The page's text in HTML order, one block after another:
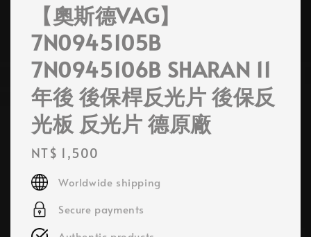
【奧斯德VAG】
7N0945105B
7N0945106B SHARAN 11
年後 後保桿反光片 後保反
光板 反光片 德原廠
Regular
price
NT$ 1,500
Worldwide shipping
Secure payments